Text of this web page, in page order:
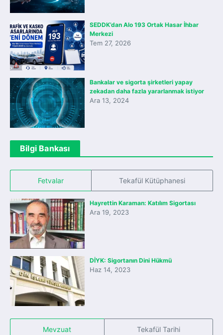
SEDDK’dan Alo 193 Ortak Hasar İhbar
Merkezi
Tem 27, 2026
Bankalar ve sigorta şirketleri yapay
zekadan daha fazla yararlanmak istiyor
Ara 13, 2024
Bilgi Bankası
Fetvalar Tekafül Kütüphanesi
Hayrettin Karaman: Katılım Sigortası
Ara 19, 2023
DİYK: Sigortanın Dini Hükmü
Haz 14, 2023
Mevzuat Tekafül Tarihi